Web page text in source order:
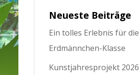
Neueste Beiträge
Ein tolles Erlebnis für die
Erdmännchen-Klasse
Kunstjahresprojekt 2026